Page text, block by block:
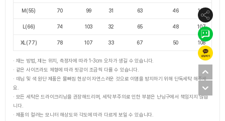
M(55) 70 99 31 63 46 106
L(66) 74 103 32 65 48 107
XL(77) 78 107 33 67 50 108
· 재는 방법, 재는 위치, 측정자에 따라 1-3cm 오차가 생길 수 있습니다.
· 같은 사이즈라도 체형에 따라 핏감이 조금씩 다를 수 있습니다.
· 데님 및 색 원단 제품은 물빠짐 현상이 자연스러운 것으로 이염을 방지하기 위해 단독세탁 해주세
요.
· 모든 세탁은 드라이크리닝을 권장해드리며, 세탁 부주의로 인한 부분은 난닝구에서 책임지지 않습
니다.
· 제품의 컬러는 모니터 해상도와 각도에 따라 다르게 보일 수 있습니다.